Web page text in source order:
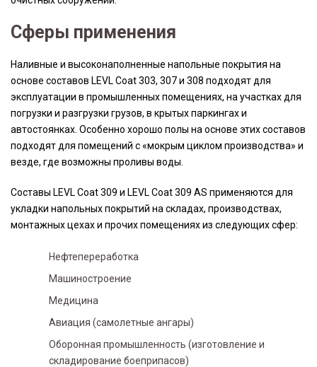
Сферы применения
Наливные и высоконаполненные напольные покрытия на
основе составов LEVL Coat 303, 307 и 308 подходят для
эксплуатации в промышленных помещениях, на участках для
погрузки и разгрузки грузов, в крытых паркингах и
автостоянках. Особенно хорошо полы на основе этих составов
подходят для помещений с «мокрым циклом производства» и
везде, где возможны проливы воды.
Составы LEVL Coat 309 и LEVL Coat 309 AS применяются для
укладки напольных покрытий на складах, производствах,
монтажных цехах и прочих помещениях из следующих сфер:
Нефтепереработка
Машиностроение
Медицина
Авиация (самолетные ангары)
Оборонная промышленность (изготовление и
складирование боеприпасов)